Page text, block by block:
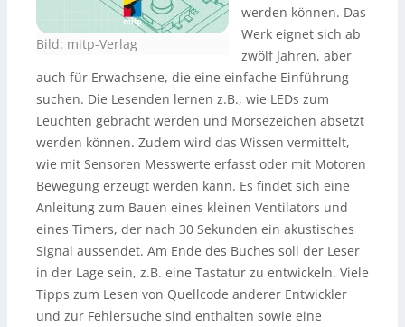
Bild: mitp-Verlag
werden können. Das
Werk eignet sich ab
zwölf Jahren, aber
auch für Erwachsene, die eine einfache Einführung
suchen. Die Lesenden lernen z.B., wie LEDs zum
Leuchten gebracht werden und Morsezeichen absetzt
werden können. Zudem wird das Wissen vermittelt,
wie mit Sensoren Messwerte erfasst oder mit Motoren
Bewegung erzeugt werden kann. Es findet sich eine
Anleitung zum Bauen eines kleinen Ventilators und
eines Timers, der nach 30 Sekunden ein akustisches
Signal aussendet. Am Ende des Buches soll der Leser
in der Lage sein, z.B. eine Tastatur zu entwickeln. Viele
Tipps zum Lesen von Quellcode anderer Entwickler
und zur Fehlersuche sind enthalten sowie eine